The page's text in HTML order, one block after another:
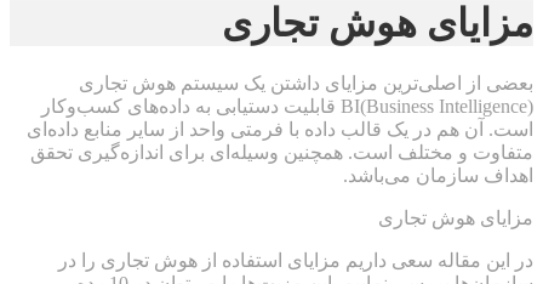
مزایای هوش تجاری
بعضی از اصلی‌ترین مزایای داشتن یک سیستم هوش تجاری
BI(Business Intelligence) قابلیت دستیابی به داده‌های کسب‌وکار
است. آن هم در یک قالب داده با فرمتی واحد از سایر منابع داده‌ای
متفاوت و مختلف است. همچنین وسیله‌ای برای اندازه‌گیری تحقق
اهداف سازمان می‌باشد.
مزایای هوش تجاری
در این مقاله سعی داریم مزایای استفاده از هوش تجاری را در